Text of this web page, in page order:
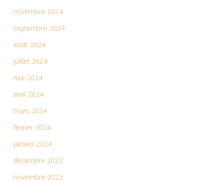
novembre 2024
septembre 2024
août 2024
juillet 2024
mai 2024
avril 2024
mars 2024
février 2024
janvier 2024
décembre 2023
novembre 2023